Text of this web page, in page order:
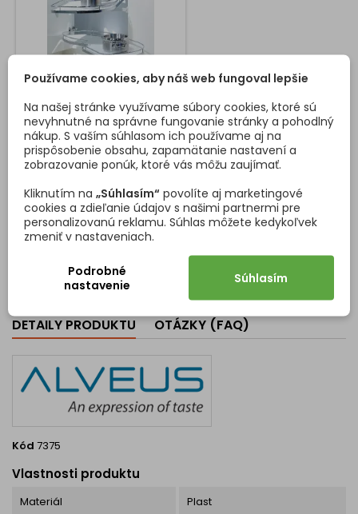
ROHOVÁ LADVINKA
LEMANS S TLMENÍM ARENA
CLASSIC
LeMans II Rohová skrinka
inšpirovaná slávnym
automobilovým okruhom.
Jednoduchý montážny
postup ClickFixx Tlmený doraz
(voliteľne) Ľahké
polohovanie políc Uhol
pre úplné vysunutie políc
Zaťaženie každej police 25kg
Cena
397,93 €
DETAILY PRODUKTU OTÁZKY (FAQ)
Kód 7375
Vlastnosti produktu
Materiál Plast
Používame cookies, aby náš web fungoval lepšie
Na našej stránke využívame súbory cookies, ktoré sú
nevyhnutné na správne fungovanie stránky a pohodlný
nákup. S vaším súhlasom ich používame aj na
prispôsobenie obsahu, zapamätanie nastavení a
zobrazovanie ponúk, ktoré vás môžu zaujímať.
Kliknutím na „Súhlasím“ povolíte aj marketingové
cookies a zdieľanie údajov s našimi partnermi pre
personalizovanú reklamu. Súhlas môžete kedykoľvek
zmeniť v nastaveniach.
Podrobné
nastavenie
Súhlasím